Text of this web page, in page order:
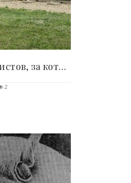
15 фото наглых туристов, за которых становится..
2